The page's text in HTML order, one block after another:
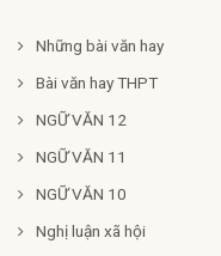
Những bài văn hay
Bài văn hay THPT
NGỮ VĂN 12
NGỮ VĂN 11
NGỮ VĂN 10
Nghị luận xã hội